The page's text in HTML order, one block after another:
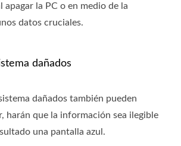
la PC o en medio de la
datos cruciales.
dañados
dañados también pueden
harán que la información sea ilegible
una pantalla azul.